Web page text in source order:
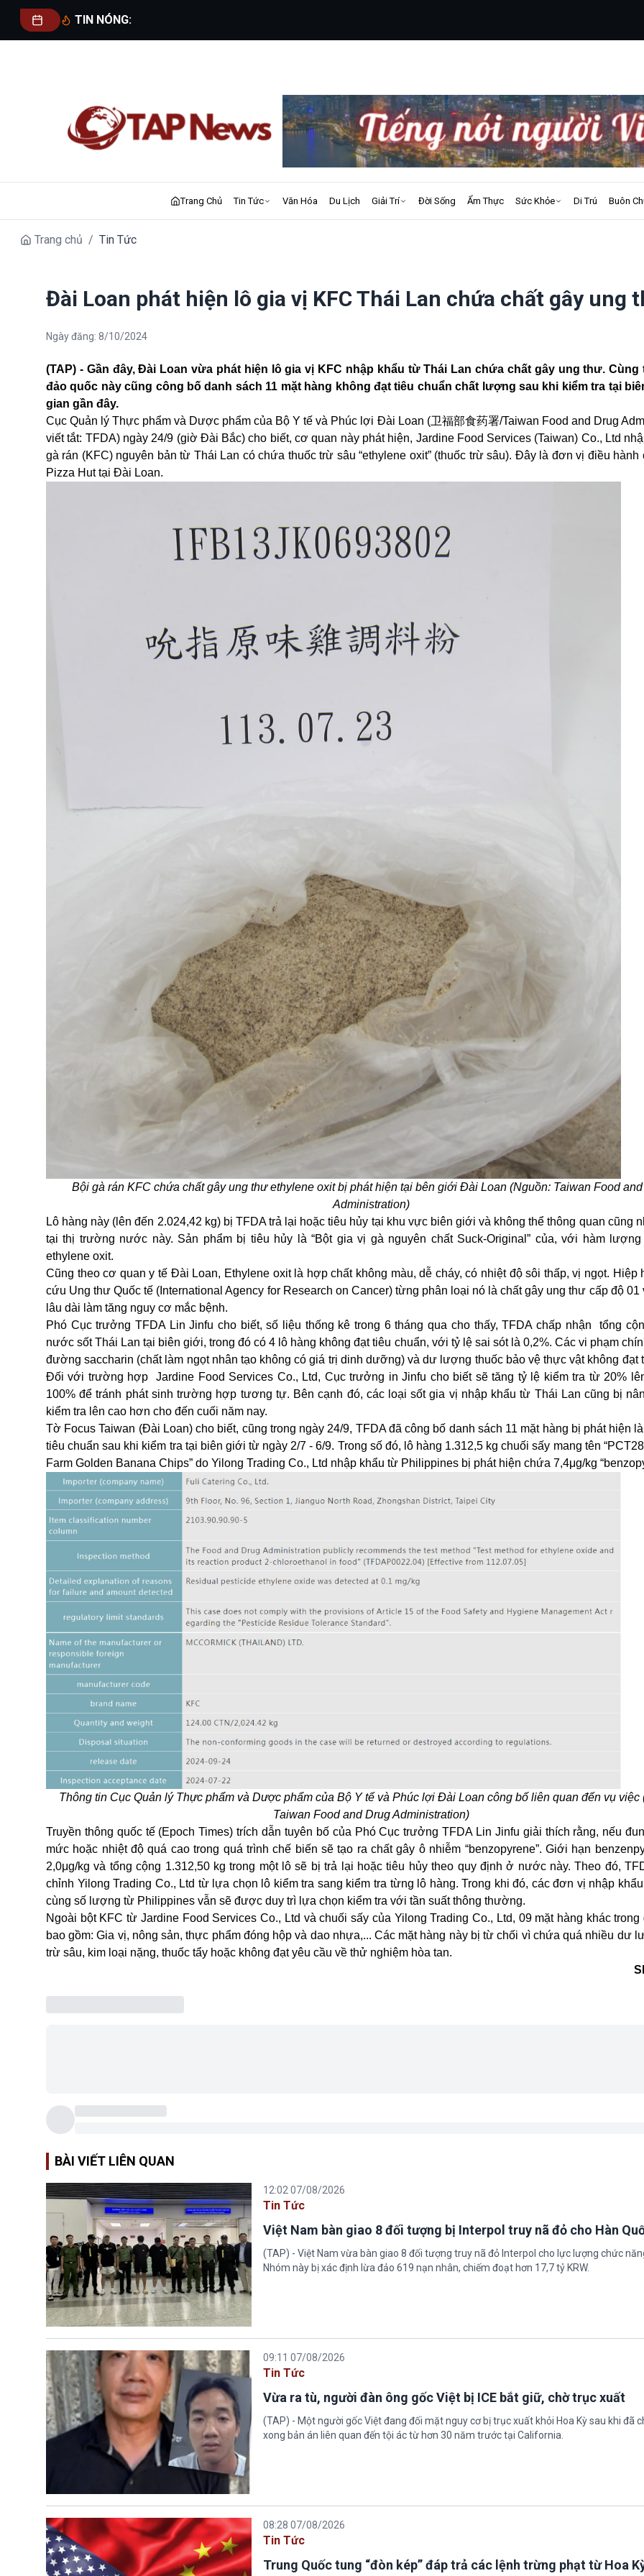
TIN NÓNG:
Trang Chủ Tin Tức Văn Hóa Du Lịch Giải Trí Đời Sống Ẩm Thực Sức Khỏe Di Trú Buôn
Trang chủ / Tin Tức
Đài Loan phát hiện lô gia vị KFC Thái Lan chứa chất gây ung
Ngày đăng: 8/10/2024
(TAP) - Gần đây, Đài Loan vừa phát hiện lô gia vị KFC nhập khẩu từ Thái Lan chứa chất gây ung thư. Cùng
đảo quốc này cũng công bố danh sách 11 mặt hàng không đạt tiêu chuẩn chất lượng sau khi kiểm tra tại
gian gần đây.
Cục Quản lý Thực phẩm và Dược phẩm của BộY tế và Phúc lợi Đài Loan (卫福部食药署/Taiwan Food and Drug
viết tắt: TFDA) ngày 24/9 (giờ Đài Bắc) cho biết, cơ quan này phát hiện, Jardine Food Services (Taiwan) Co., Ltd
gà rán (KFC) nguyên bản từ Thái Lan có chứa thuốc trừ sâu “ethylene oxit” (thuốc trừ sâu). Đây là đơn vị điều hành
Pizza Hut tại Đài Loan.
Bội gà rán KFC chứa chất gây ung thư ethylene oxit bị phát hiện tại bên giới Đài Loan (Nguồn: Taiwan Food
Administration)
Lô hàng này (lên đến 2.024,42 kg) bị TFDA trả lại hoặc tiêu hủy tại khu vực biên giới và không thể thông quan cũng
tại thị trường nước này. Sản phẩm bị tiêu hủy là “Bột gia vị gà nguyên chất Suck-Original” của, với hàm lượng
ethylene oxit.
Cũng theo cơ quan y tế Đài Loan, Ethylene oxit là hợp chất không màu, dễ cháy, có nhiệt độ sôi thấp, vị ngọt. Hiệp
cứu Ung thư Quốc tế (International Agency for Research on Cancer) từng phân loại nó là chất gây ung thư cấp độ 01
lâu dài làm tăng nguy cơ mắc bệnh.
Phó Cục trưởng TFDA Lin Jinfu cho biết, số liệu thống kê trong 6 tháng qua cho thấy, TFDA chấp nhận tổng
nước sốt Thái Lan tại biên giới, trong đó có 4 lô hàng không đạt tiêu chuẩn, với tỷ lệ sai sót là 0,2%. Các vi phạm
đường saccharin (chất làm ngọt nhân tạo không có giá trị dinh dưỡng) và dư lượng thuốc bảo vệ thực vật không đạt
Đối với trường hợp Jardine Food Services Co., Ltd, Cục trưởng in Jinfu cho biết sẽ tăng tỷ lệ kiểm tra từ 20%
100% để tránh phát sinh trường hợp tương tự. Bên cạnh đó, các loại sốt gia vị nhập khẩu từ Thái Lan cũng bị
kiểm tra lên cao hơn cho đến cuối năm nay.
Tờ Focus Taiwan (Đài Loan) cho biết, cũng trong ngày 24/9, TFDA đã công bố danh sách 11 mặt hàng bị phát hiện
tiêu chuẩn sau khi kiểm tra tại biên giới từ ngày 2/7 - 6/9. Trong số đó, lô hàng 1.312,5 kg chuối sấy mang tên
Farm Golden Banana Chips” do Yilong Trading Co., Ltd nhập khẩu từ Philippines bị phát hiện chứa 7,4μg/kg
Thông tin Cục Quản lý Thực phẩm và Dược phẩm của Bộ Y tế và Phúc lợi Đài Loan công bố liên quan đến vụ việc
Taiwan Food and Drug Administration)
Truyền thông quốc tế (Epoch Times) trích dẫn tuyên bố của Phó Cục trưởng TFDA Lin Jinfu giải thích rằng, nếu
mức hoặc nhiệt độ quá cao trong quá trình chế biến sẽ tạo ra chất gây ô nhiễm “benzopyrene”. Giới hạn
2,0μg/kg và tổng cộng 1.312,50 kg trong một lô sẽ bị trả lại hoặc tiêu hủy theo quy định ở nước này. Theo đó,
chỉnh Yilong Trading Co., Ltd từ lựa chọn lô kiểm tra sang kiểm tra từng lô hàng. Trong khi đó, các đơn vị nhập
cùng số lượng từ Philippines vẫn sẽ được duy trì lựa chọn kiểm tra với tần suất thông thường.
Ngoài bột KFC từ Jardine Food Services Co., Ltd và chuối sấy của Yilong Trading Co., Ltd, 09 mặt hàng khác trong
bao gồm:Gia vị, nông sản, thực phẩm đóng hộp và dao nhựa,... Các mặt hàng này bị từ chối vì chứa quá nhiều dư
trừ sâu, kim loại nặng, thuốc tẩy hoặc không đạt yêu cầu về thử nghiệm hòa tan.
BÀI VIẾT LIÊN QUAN
12:02 07/08/2026
Tin Tức
Việt Nam bàn giao 8 đối tượng bị Interpol truy nã đỏ cho Hàn
(TAP) - Việt Nam vừa bàn giao 8 đối tượng truy nã đỏ Interpol cho lực lượng chức
Nhóm này bị xác định lừa đảo 619 nạn nhân, chiếm đoạt hơn 17,7 tỷ KRW.
09:11 07/08/2026
Tin Tức
Vừa ra tù, người đàn ông gốc Việt bị ICE bắt giữ, chờ trục xuất
(TAP) - Một người gốc Việt đang đối mặt nguy cơ bị trục xuất khỏi Hoa Kỳ sau khi đã
xong bản án liên quan đến tội ác từ hơn 30 năm trước tại California.
08:28 07/08/2026
Tin Tức
Trung Quốc tung “đòn kép” đáp trả các lệnh trừng phạt từ Hoa